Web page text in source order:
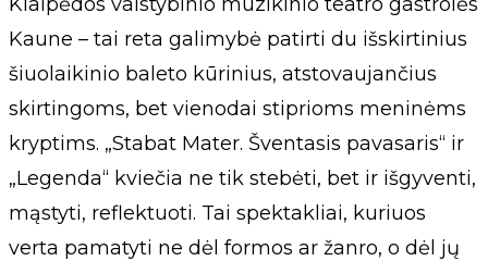
Kaune – tai reta galimybė patirti du išskirtinius
šiuolaikinio baleto kūrinius, atstovaujančius
skirtingoms, bet vienodai stiprioms meninėms
kryptims. „Stabat Mater. Šventasis pavasaris“ ir
„Legenda“ kviečia ne tik stebėti, bet ir išgyventi,
mąstyti, reflektuoti. Tai spektakliai, kuriuos
verta pamatyti ne dėl formos ar žanro, o dėl jų